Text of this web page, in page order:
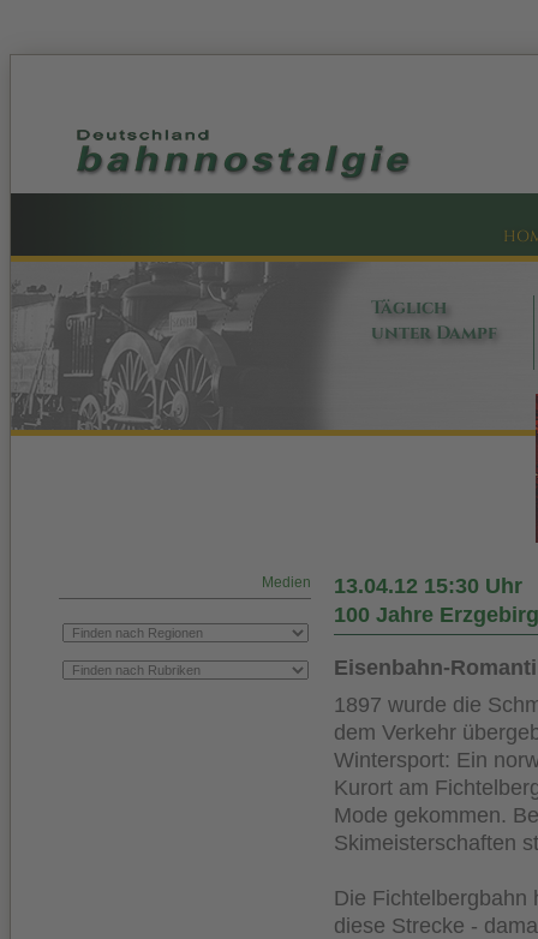
Täglich
unter Dampf
Medien
13.04.12 15:30 Uhr
100 Jahre
Eisenbahn-
1897 wurde die
dem Verkehr
Wintersport: Ein
Kurort am
Mode gekommen.
Skimeisterschaften
Die Fichtelbergbahn
diese Strecke -